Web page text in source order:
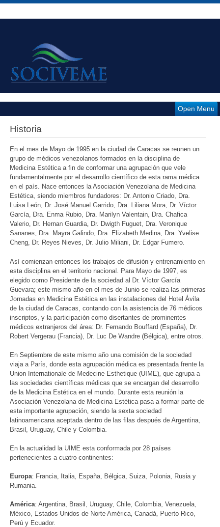
Open Menu
Historia
En el mes de Mayo de 1995 en la ciudad de Caracas se reunen un
grupo de médicos venezolanos formados en la disciplina de
Medicina Estética a fin de conformar una agrupación que vele
fundamentalmente por el desarrollo científico de esta rama médica
en el país. Nace entonces la Asociación Venezolana de Medicina
Estética, siendo miembros fundadores: Dr. Antonio Criado, Dra.
Luisa León, Dr. José Manuel Garrido, Dra. Liliana Mora, Dr. Víctor
García, Dra. Enma Rubio, Dra. Marilyn Valentain, Dra. Chafica
Valerio, Dr. Hernan Guardia, Dr. Dwigth Fuguet, Dra. Veronique
Sananes, Dra. Mayra Galindo, Dra. Elizabeth Medina, Dra. Yvelise
Cheng, Dr. Reyes Nieves, Dr. Julio Miliani, Dr. Edgar Fumero.
Así comienzan entonces los trabajos de difusión y entrenamiento en
esta disciplina en el territorio nacional. Para Mayo de 1997, es
elegido como Presidente de la sociedad al Dr. Víctor García
Guevara; este mismo año en el mes de Junio se realiza las primeras
Jornadas en Medicina Estética en las instalaciones del Hotel Ávila
de la ciudad de Caracas, contando con la asistencia de 76 médicos
inscriptos, y la participación como disertantes de prominentes
médicos extranjeros del área: Dr. Fernando Bouffard (España), Dr.
Robert Vergerau (Francia), Dr. Luc De Wandre (Bélgica), entre otros.
En Septiembre de este mismo año una comisión de la sociedad
viaja a París, donde esta agrupación médica es presentada frente la
Union Internationale de Medecine Esthetique (UIME), que agrupa a
las sociedades científicas médicas que se encargan del desarrollo
de la Medicina Estética en el mundo. Durante esta reunión la
Asociación Venezolana de Medicina Estética pasa a formar parte de
esta importante agrupación, siendo la sexta sociedad
latinoamericana aceptada dentro de las filas después de Argentina,
Brasil, Uruguay, Chile y Colombia.
En la actualidad la UIME esta conformada por 28 países
pertenecientes a cuatro continentes:
Europa: Francia, Italia, España, Bélgica, Suiza, Polonia, Rusia y
Rumania.
América: Argentina, Brasil, Uruguay, Chile, Colombia, Venezuela,
México, Estados Unidos de Norte América, Canadá, Puerto Rico,
Perú y Ecuador.